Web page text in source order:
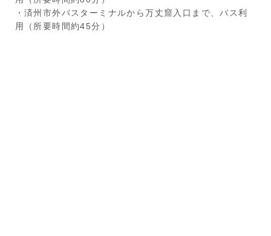
・済州市外バスターミナルから万丈窟入口まで、バス利
用（所要時間約45分）